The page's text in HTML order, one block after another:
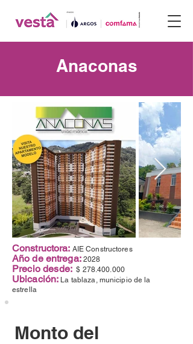
Anaconas
Constructora: AIE Constructores
Año de entrega: 2028
Precio desde: $ 278.400.000
Ubicación: La tablaza, municipio de la
estrella
Monto del